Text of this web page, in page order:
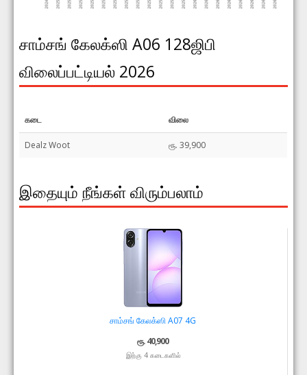
சாம்சங் கேலக்ஸி A06 128ஜிபி
விலைப்பட்டியல் 2026
கடை விலை
Dealz Woot ரூ. 39,900
இதையும் நீங்கள் விரும்பலாம்
சாம்சங் கேலக்ஸி A07 4G
ரூ. 40,900
இற்கு 4 கடைகளில்